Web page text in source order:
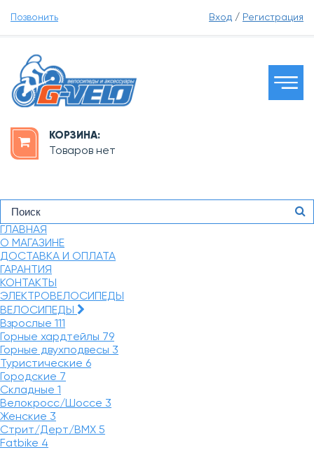
Позвонить Вход / Регистрация
КОРЗИНА:
Товаров нет
ГЛАВНАЯ
О МАГАЗИНЕ
ДОСТАВКА И ОПЛАТА
ГАРАНТИЯ
КОНТАКТЫ
ЭЛЕКТРОВЕЛОСИПЕДЫ
ВЕЛОСИПЕДЫ
Взрослые 111
Горные хардтейлы 79
Горные двухподвесы 3
Туристические 6
Городские 7
Складные 1
Велокросс/Шоссе 3
Женские 3
Стрит/Дерт/BMX 5
Fatbike 4